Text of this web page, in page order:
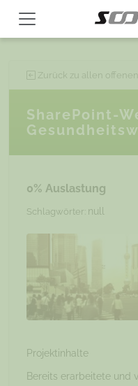
Zurück zu allen
SharePoint-
0% Auslastung
Schlagwörter: null
Projektinhalte
Bereits erarbeitete und